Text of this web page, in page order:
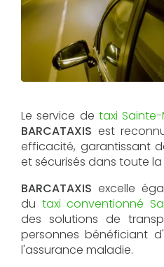
Le service de taxi
BARCATAXIS est
efficacité, garantissant
et sécurisés dans toute la
BARCATAXIS excelle
du taxi conventionné
des solutions de
personnes bénéficiant
l'assurance maladie.